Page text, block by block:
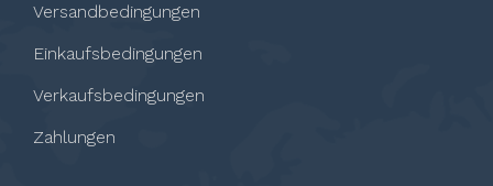
Versandbedingungen
Einkaufsbedingungen
Verkaufsbedingungen
Zahlungen